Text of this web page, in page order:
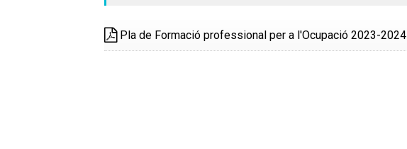
Pla de Formació professional per a l'Ocupació 2023-2024